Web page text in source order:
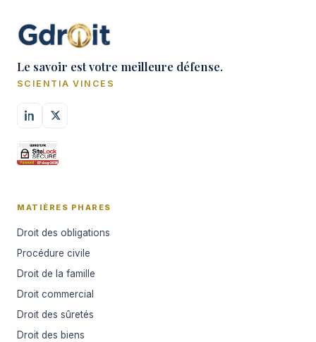
Le savoir est votre meilleure défense.
SCIENTIA VINCES
MATIÈRES PHARES
Droit des obligations
Procédure civile
Droit de la famille
Droit commercial
Droit des sûretés
Droit des biens